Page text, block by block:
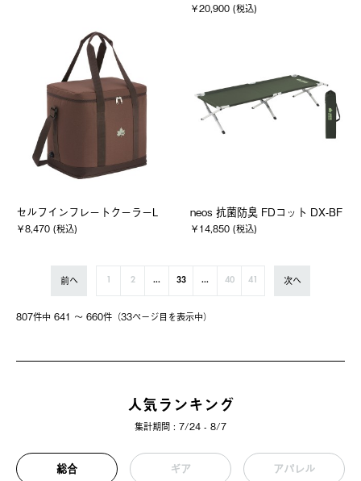
￥20,900 (税込)
セルフインフレートクーラーL
￥8,470 (税込)
neos 抗菌防臭 FDコット DX-BF
￥14,850 (税込)
807件中 641 〜 660件（33ページ⽬を表⽰中）
前へ 1 2 ... 33 ... 40 41 次へ
人気ランキング
集計期間 : 7/24 - 8/7
総合 ギア アパレル